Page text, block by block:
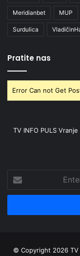
Meridianbet MUP
Surdulica
Pratite nas
Error Can not Get
TV INFO PULS
your
Email
© Copyright 2026 TV